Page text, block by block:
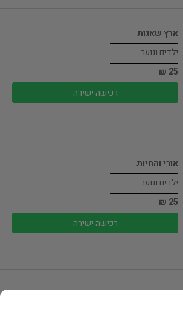
ארץ שאגות
ילדים ונוער
25 ₪
רכישה ישירה
אורי והחיות
ילדים ונוער
25 ₪
רכישה ישירה
ההפתעה של ארבל